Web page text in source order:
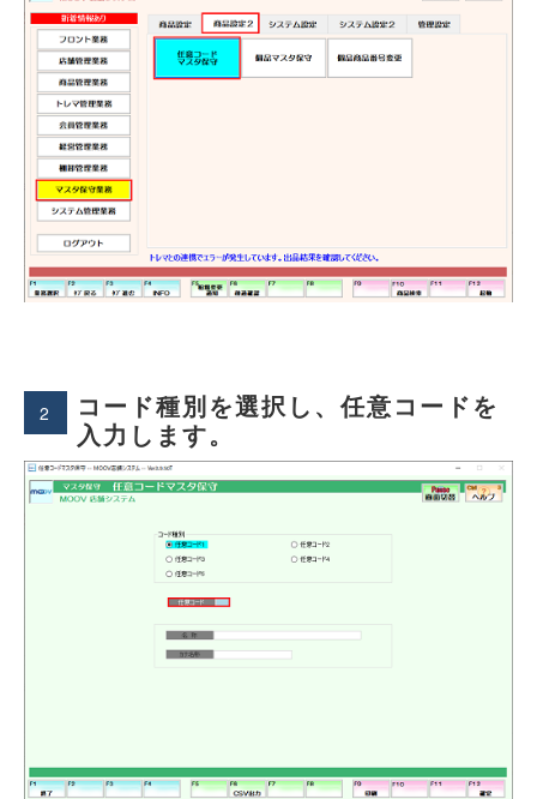
2
コード種別を選択し、任意コードを
入力します。